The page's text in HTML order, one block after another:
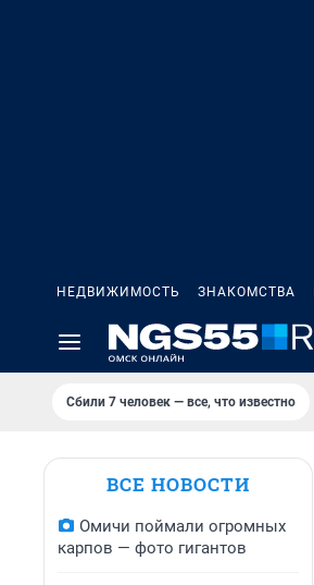
НЕДВИЖИМОСТЬ ЗНАКОМСТВА
Сбили 7 человек — все, что известно
ВСЕ НОВОСТИ
Омичи поймали огромных
карпов — фото гигантов